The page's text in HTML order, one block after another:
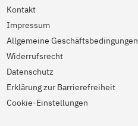
Kontakt
Impressum
Allgemeine Geschäftsbedingungen
Widerrufsrecht
Datenschutz
Erklärung zur Barrierefreiheit
Cookie-Einstellungen